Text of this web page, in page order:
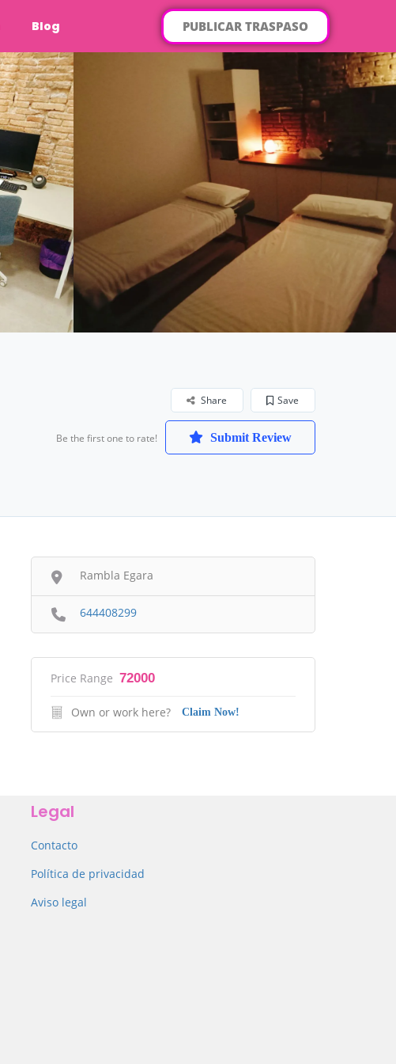
Blog PUBLICAR TRASPASO
Save
Share
Be the first one to rate! Submit Review
Rambla Egara
644408299
Price Range 72000
Own or work here? Claim Now!
Legal
Contacto
Política de privacidad
Aviso legal